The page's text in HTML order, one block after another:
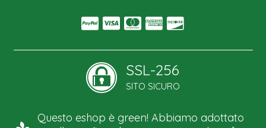
SSL-256
SITO SICURO
Questo eshop è green! Abbiamo adottato